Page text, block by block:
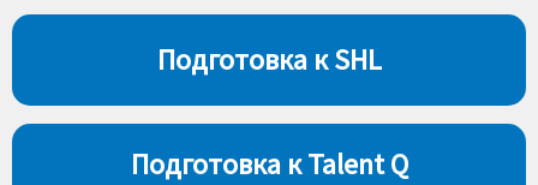
Подготовка к SHL
Подготовка к Talent Q